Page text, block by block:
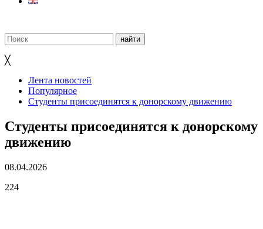
╳
Лента новостей
Популярное
Студенты присоединятся к донорскому движению
Студенты присоединятся к донорскому
движению
08.04.2026
224